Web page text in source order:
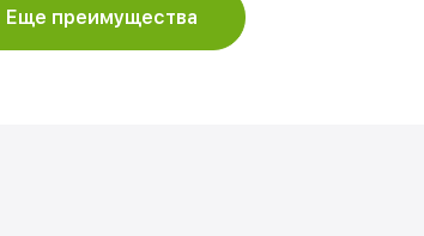
Еще преимущества